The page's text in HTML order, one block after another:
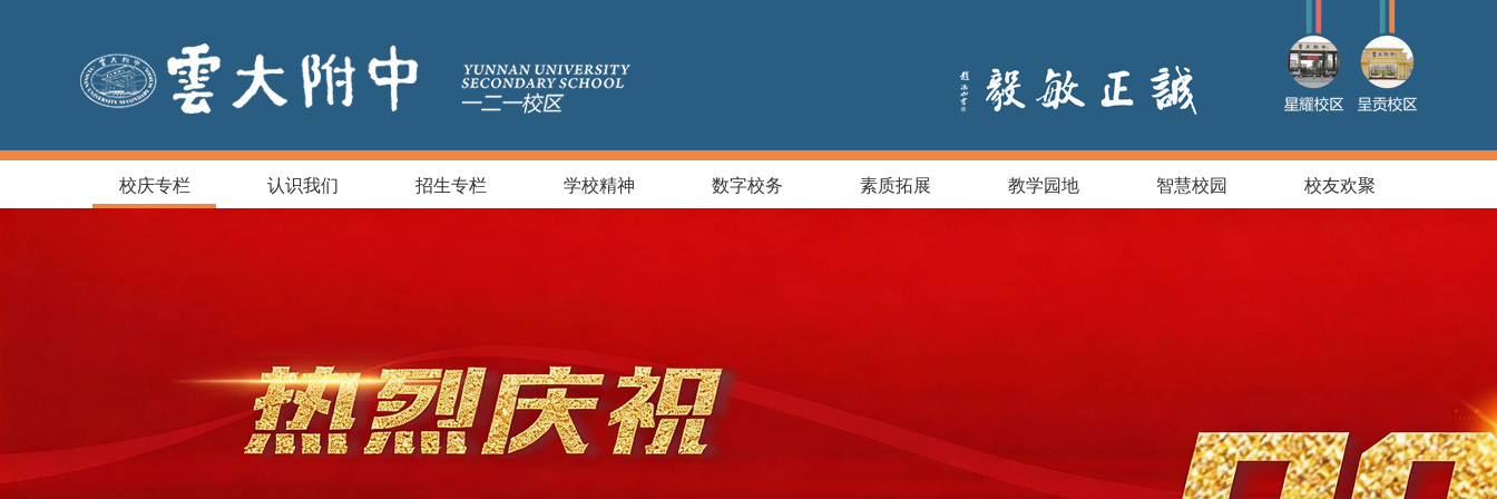
校庆专栏 认识我们 招生专栏 学校精神 数字校务 素质拓展 教学园地 智慧校园 校友欢聚